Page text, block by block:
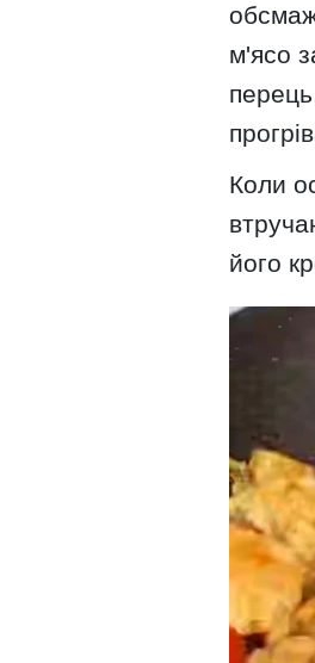
м'ясо
Коли
його